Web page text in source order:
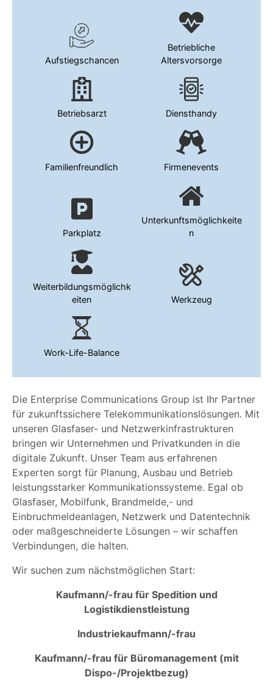
Die Enterprise Communications Group ist Ihr Partner
für zukunftssichere Telekommunikationslösungen. Mit
unseren Glasfaser- und Netzwerkinfrastrukturen
bringen wir Unternehmen und Privatkunden in die
digitale Zukunft. Unser Team aus erfahrenen
Experten sorgt für Planung, Ausbau und Betrieb
leistungsstarker Kommunikationssysteme. Egal ob
Glasfaser, Mobilfunk, Brandmelde,- und
Einbruchmeldeanlagen, Netzwerk und Datentechnik
oder maßgeschneiderte Lösungen – wir schaffen
Verbindungen, die halten.
Wir suchen zum nächstmöglichen Start:
Kaufmann/-frau für Spedition und
Logistikdienstleistung
Industriekaufmann/-frau
Kaufmann/-frau für Büromanagement (mit
Dispo-/Projektbezug)
Aufstiegschancen
Betriebliche
Altersvorsorge
Betriebsarzt Diensthandy
Familienfreundlich Firmenevents
Parkplatz
Unterkunftsmöglichkeite
n
Weiterbildungsmöglichk
eiten
Werkzeug
Work-Life-Balance